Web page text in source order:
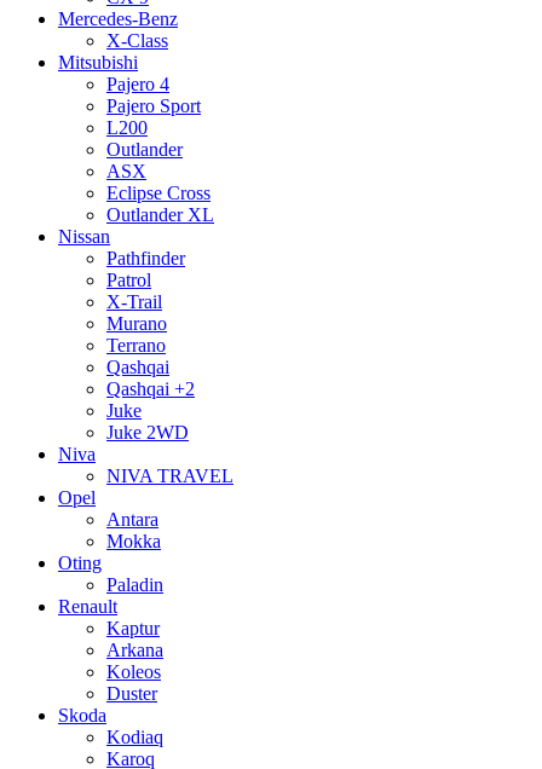
Mercedes-Benz
X-Class
Mitsubishi
Pajero 4
Pajero Sport
L200
Outlander
ASX
Eclipse Cross
Outlander XL
Nissan
Pathfinder
Patrol
X-Trail
Murano
Terrano
Qashqai
Qashqai +2
Juke
Juke 2WD
Niva
NIVA TRAVEL
Opel
Antara
Mokka
Oting
Paladin
Renault
Kaptur
Arkana
Koleos
Duster
Skoda
Kodiaq
Karoq